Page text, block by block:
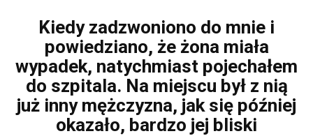
Kiedy zadzwoniono do mnie i
powiedziano, że żona miała
wypadek, natychmiast pojechałem
do szpitala. Na miejscu był z nią
już inny mężczyzna, jak się później
okazało, bardzo jej bliski